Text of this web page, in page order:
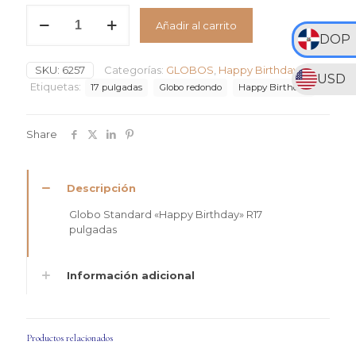
DOP
USD
RD$295
hasta
RD$720
Standard
#17
cantidad
Añadir al carrito
SKU: 6257 Categorías: GLOBOS, Happy Birthday
Etiquetas:
17 pulgadas Globo redondo Happy Birthday
Share
Descripción
Globo Standard «Happy Birthday» R17
pulgadas
Información adicional
Productos relacionados